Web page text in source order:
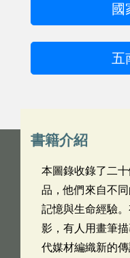
國
五
書籍介紹
本圖錄收錄了二
品，他們來自不
記憶與生命經驗
影，有人用畫筆
代媒材編織新的